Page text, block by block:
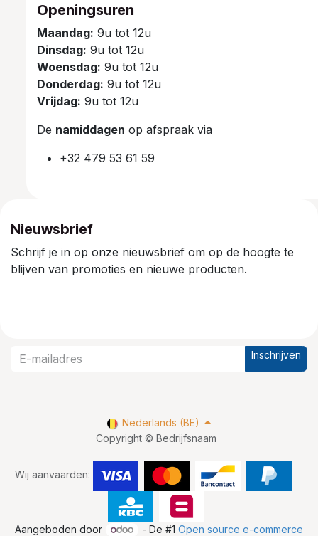
Openingsuren
Maandag: 9u tot 12u
Dinsdag: 9u tot 12u
Woensdag: 9u tot 12u
Donderdag: 9u tot 12u
Vrijdag: 9u tot 12u
De namiddagen op afspraak via
+32 479 53 61 59
Nieuwsbrief
Schrijf je in op onze nieuwsbrief om op de hoogte te
blijven van promoties en nieuwe producten.
Inschrijven
Copyright © Bedrijfsnaam
Wij aanvaarden:
Nederlands (BE)
Aangeboden door - De #1Open source e-commerce